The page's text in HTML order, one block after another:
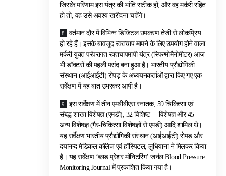
जिसके परिणाम इस यंत्र की भांति सटीक हों, और वह मर्करी रहित
हो तो, वह उसे अवश्य खरीदना चाहेंगे।
वर्तमान दौर में विभिन्न डिजिटल उपकरण तेजी से लोकप्रिय
हो रहे हैं। इसके बावजूद रक्तचाप मापने के लिए उपयोग होने वाला
मर्करी युक्त परंपरागत रक्तचापमापी यंत्र (स्फिग्मोमैनोमीटर) आज
भी डॉक्टरों की पहली पसंद बना हुआ है। भारतीय प्रौद्योगिकी
संस्थान (आईआईटी) रोपड़ के अध्ययनकर्ताओं द्वारा किए गए एक
सर्वेक्षण में यह बात उभरकर आयी है।
इस सर्वेक्षण में तीन एमबीबीएस स्नातक, 59 चिकित्सा एवं
संबद्ध शाखा विशेषज्ञ (एमडी), 32 विशिष्ट विशेषज्ञ और 45
अन्य विशेषज्ञ (गैर-चिकित्सा विशेषज्ञों से एमडी) आदि शामिल थे।
यह सर्वेक्षण भारतीय प्रौद्योगिकी संस्थान (आईआईटी) रोपड़ और
दयानन्द मेडिकल कॉलेज एवं हॉस्पिटल, लुधियाना ने मिलकर किया
है। यह सर्वेक्षण ‘ब्लड प्रेशर मॉनिटरिंग’ जर्नल Blood Pressure
Monitoring Journal में प्रकाशित किया गया है।